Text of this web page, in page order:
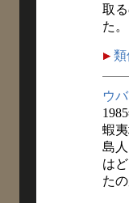
取
た。
類
ウバ
蝦
島
は
た